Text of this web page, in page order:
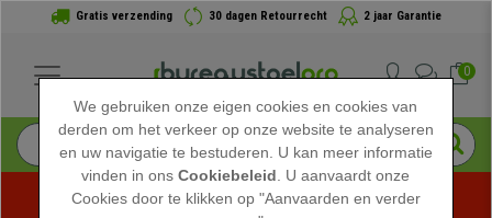
Gratis verzending 30 dagen Retourrecht 2 jaar Garantie
0
We gebruiken onze eigen cookies en cookies van
derden om het verkeer op onze website te analyseren
en uw navigatie te bestuderen. U kan meer informatie
vinden in onsCookiebeleid . U aanvaardt onze
Cookies door te klikken op "Aanvaarden en verder